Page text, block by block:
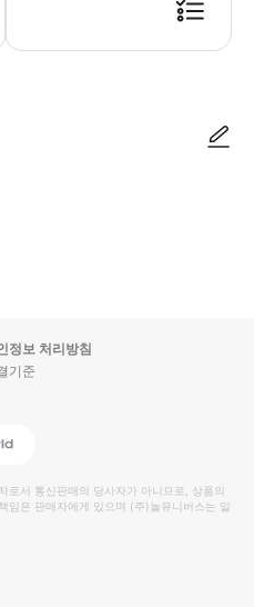
정보 처리방침
기준
로서 통신판매의 당사자가 아니므로, 상품의
임은 판매자에게 있으며 (주)놀유니버스는 일